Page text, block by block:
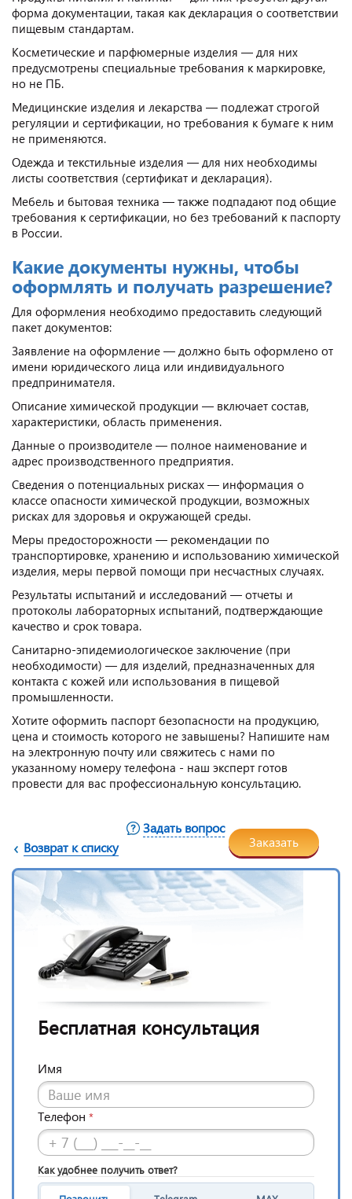
форма документации, такая как декларация о соответствии
пищевым стандартам.
Косметические и парфюмерные изделия — для них
предусмотрены специальные требования к маркировке,
но не ПБ.
Медицинские изделия и лекарства — подлежат строгой
регуляции и сертификации, но требования к бумаге к ним
не применяются.
Одежда и текстильные изделия — для них необходимы
листы соответствия (сертификат и декларация).
Мебель и бытовая техника — также подпадают под общие
требования к сертификации, но без требований к паспорту
в России.
Какие документы нужны, чтобы
оформлять и получать разрешение?
Для оформления необходимо предоставить следующий
пакет документов:
Заявление на оформление — должно быть оформлено от
имени юридического лица или индивидуального
предпринимателя.
Описание химической продукции — включает состав,
характеристики, область применения.
Данные о производителе — полное наименование и
адрес производственного предприятия.
Сведения о потенциальных рисках — информация о
классе опасности химической продукции, возможных
рисках для здоровья и окружающей среды.
Меры предосторожности — рекомендации по
транспортировке, хранению и использованию химической
изделия, меры первой помощи при несчастных случаях.
Результаты испытаний и исследований — отчеты и
протоколы лабораторных испытаний, подтверждающие
качество и срок товара.
Санитарно-эпидемиологическое заключение (при
необходимости) — для изделий, предназначенных для
контакта с кожей или использования в пищевой
промышленности.
Хотите оформить паспорт безопасности на продукцию,
цена и стоимость которого не завышены? Напишите нам
на электронную почту или свяжитесь с нами по
указанному номеру телефона - наш эксперт готов
провести для вас профессиональную консультацию.
Возврат к списку
Задать вопрос
Заказать
Бесплатная консультация
Имя
Телефон *
Как удобнее получить ответ?